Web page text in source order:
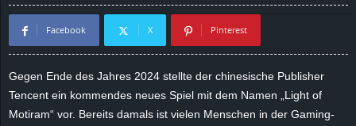
Facebook X Pinterest
Gegen Ende des Jahres 2024 stellte der chinesische Publisher
Tencent ein kommendes neues Spiel mit dem Namen „Light of
Motiram“ vor. Bereits damals ist vielen Menschen in der Gaming-